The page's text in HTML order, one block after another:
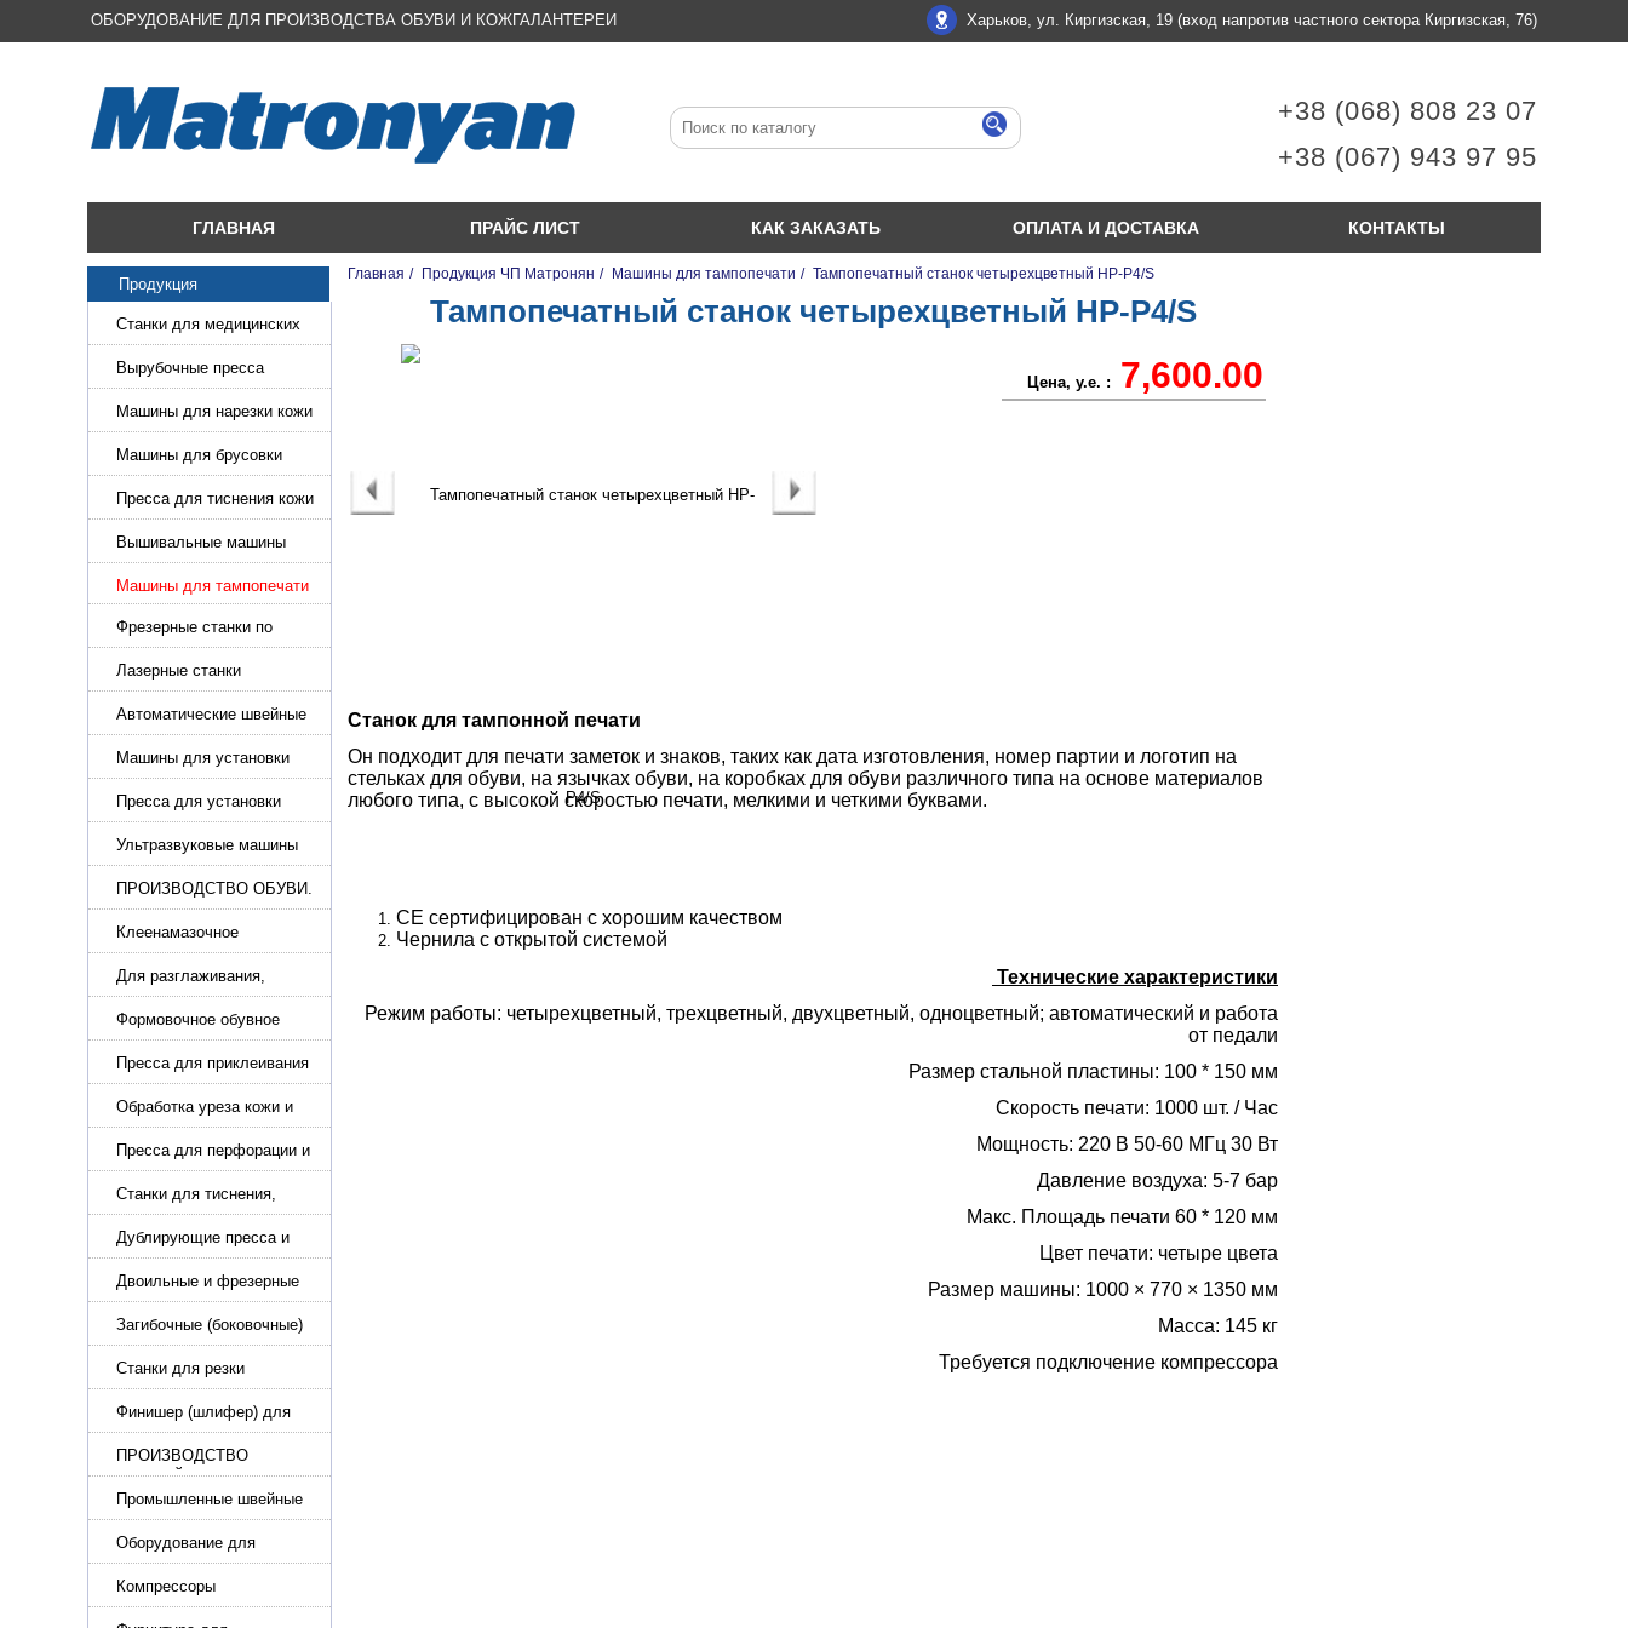
ОБОРУДОВАНИЕ ДЛЯ ПРОИЗВОДСТВА ОБУВИ И КОЖГАЛАНТЕРЕИ Харьков, ул. Киргизская, 19 (вход напротив частного сектора Киргизская, 76)
+38 (068) 808 23 07
+38 (067) 943 97 95
ГЛАВНАЯ ПРАЙС ЛИСТ КАК ЗАКАЗАТЬ ОПЛАТА И ДОСТАВКА КОНТАКТЫ
Продукция
Станки для медицинских
масок
Вырубочные пресса
Машины для нарезки кожи
и стропы
Машины для брусовки
кожи,меха,поролона
Пресса для тиснения кожи
Вышивальные машины
Машины для тампопечати
Фрезерные станки по
металлу
Лазерные станки
Автоматические швейные
машины с программным
управлением
Машины для установки
жемчуга, бусин, заклепок и
фурнитура
Пресса для установки
фурнитуры: блочка,
люверсы, петля
Ультразвуковые машины
для сварки
ПРОИЗВОДСТВО ОБУВИ.
Машины для изготовления
обуви
Клеенамазочное
оборудование и активаторы
клея
Для разглаживания,
разбивания и герметизации
шва
Формовочное обувное
оборудование
Пресса для приклеивания
подошвы и прибивки
каблука
Обработка уреза кожи и
покрасочные камеры
Пресса для перфорации и
тиснения
Станки для тиснения,
нанесения логотипа и
нумераторы
Дублирующие пресса и
утюги для разглаживания
кожи
Двоильные и фрезерные
машины для слоения и
фрезерования кожи
Загибочные (боковочные)
машины для стельки,
кошельков, сумок
Станки для резки
кожи.Станки для резки
стропы
Финишер (шлифер) для
обуви
ПРОИЗВОДСТВО
РЕМНЕЙ, СУМОК,
КОЖГАЛАНТЕРЕИ
Промышленные швейные
машины для кожи, обуви
Оборудование для
производства и резки
эластичной ленты и стропы
Компрессоры
Главная / Продукция ЧП Матронян / Машины для тампопечати / Тампопечатный станок четырехцветный HP-P4/S
Тампопечатный станок четырехцветный HP-P4/S
Цена, у.е. : 7,600.00
Станок для тампонной печати
Он подходит для печати заметок и знаков, таких как дата изготовления, номер партии и логотип на
стельках для обуви, на язычках обуви, на коробках для обуви различного типа на основе материалов
любого типа, с высокой скоростью печати, мелкими и четкими буквами.
CE сертифицирован с хорошим качеством
Чернила с открытой системой
Технические характеристики
Режим работы: четырехцветный, трехцветный, двухцветный, одноцветный; автоматический и работа
от педали
Размер стальной пластины: 100 * 150 мм
Скорость печати: 1000 шт. / Час
Мощность: 220 В 50-60 МГц 30 Вт
Давление воздуха: 5-7 бар
Макс. Площадь печати 60 * 120 мм
Цвет печати: четыре цвета
Размер машины: 1000 × 770 × 1350 мм
Масса: 145 кг
Требуется подключение компрессора